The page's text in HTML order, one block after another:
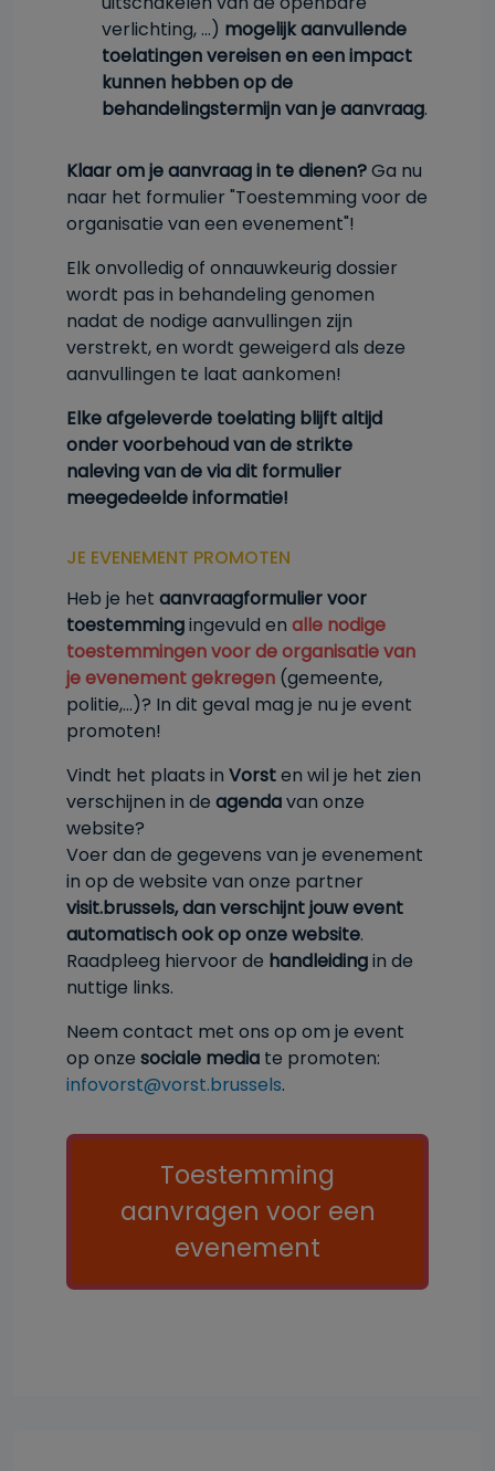
verlichting, ...) mogelijk aanvullende
toelatingen vereisen en een impact
kunnen hebben op de
behandelingstermijn van je aanvraag.
Klaar om je aanvraag in te dienen?Ga nu
naar het formulier "Toestemming voor de
organisatie van een evenement"!
Elk onvolledig of onnauwkeurig dossier
wordt pas in behandeling genomen
nadat de nodige aanvullingen zijn
verstrekt, en wordt geweigerd als deze
aanvullingen te laat aankomen!
Elke afgeleverde toelating blijft altijd
onder voorbehoud van de strikte
naleving van de via dit formulier
meegedeelde informatie!
JE EVENEMENT PROMOTEN
Heb je het aanvraagformulier voor
toestemmingingevuld en alle nodige
toestemmingen voor de organisatie van
je evenement gekregen (gemeente,
politie,...)? In dit geval mag je nu je event
promoten!
Vindt het plaats in Vorsten wil je het zien
verschijnen in de agendavan onze
website?
Voer dan de gegevens van je evenement
in op de website van onze partner
visit.brussels, dan verschijnt jouw event
automatisch ook op onze website.
Raadpleeg hiervoor de handleidingin de
nuttige links.
Neem contact met ons op om je event
op onze sociale media te promoten:
infovorst@vorst.brussels.
Call to action
Toestemming
aanvragen voor een
evenement